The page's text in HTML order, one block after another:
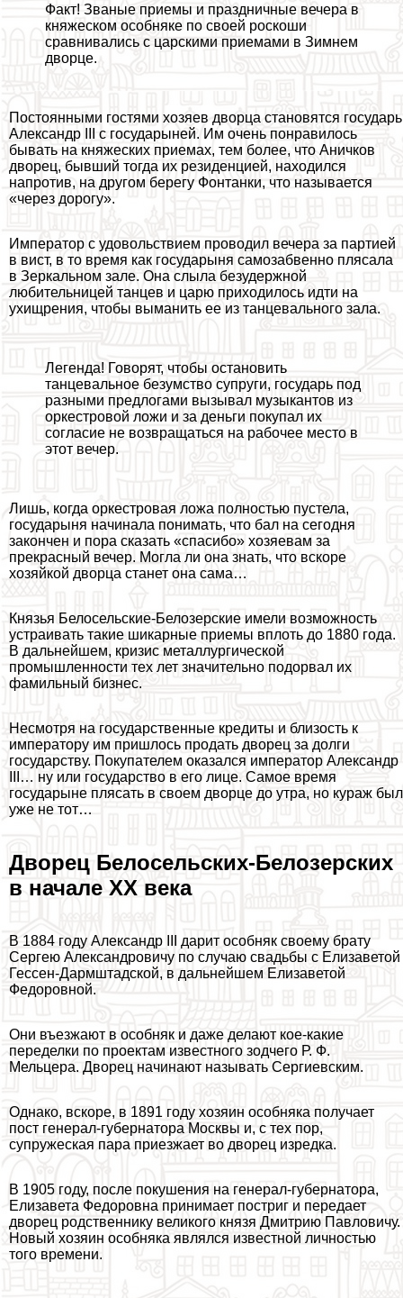
Факт! Званые приемы и праздничные вечера в
княжеском особняке по своей роскоши
сравнивались с царскими приемами в Зимнем
дворце.
Постоянными гостями хозяев дворца становятся государь
Александр III с государыней. Им очень понравилось
бывать на княжеских приемах, тем более, что Аничков
дворец, бывший тогда их резиденцией, находился
напротив, на другом берегу Фонтанки, что называется
«через дорогу».
Император с удовольствием проводил вечера за партией
в вист, в то время как государыня самозабвенно плясала
в Зеркальном зале. Она слыла безудержной
любительницей танцев и царю приходилось идти на
ухищрения, чтобы выманить ее из танцевального зала.
Легенда! Говорят, чтобы остановить
танцевальное безумство супруги, государь под
разными предлогами вызывал музыкантов из
оркестровой ложи и за деньги покупал их
согласие не возвращаться на рабочее место в
этот вечер.
Лишь, когда оркестровая ложа полностью пустела,
государыня начинала понимать, что бал на сегодня
закончен и пора сказать «спасибо» хозяевам за
прекрасный вечер. Могла ли она знать, что вскоре
хозяйкой дворца станет она сама…
Князья Белосельские-Белозерские имели возможность
устраивать такие шикарные приемы вплоть до 1880 года.
В дальнейшем, кризис металлургической
промышленности тех лет значительно подорвал их
фамильный бизнес.
Несмотря на государственные кредиты и близость к
императору им пришлось продать дворец за долги
государству. Покупателем оказался император Александр
III… ну или государство в его лице. Самое время
государыне плясать в своем дворце до утра, но кураж был
уже не тот…
Дворец Белосельских-Белозерских
в начале ХХ века
В 1884 году Александр III дарит особняк своему брату
Сергею Александровичу по случаю свадьбы с Елизаветой
Гессен-Дармштадской, в дальнейшем Елизаветой
Федоровной.
Они въезжают в особняк и даже делают кое-какие
переделки по проектам известного зодчего Р. Ф.
Мельцера. Дворец начинают называть Сергиевским.
Однако, вскоре, в 1891 году хозяин особняка получает
пост генерал-губернатора Москвы и, с тех пор,
супружеская пара приезжает во дворец изредка.
В 1905 году, после покушения на генерал-губернатора,
Елизавета Федоровна принимает постриг и передает
дворец родственнику великого князя Дмитрию Павловичу.
Новый хозяин особняка являлся известной личностью
того времени.